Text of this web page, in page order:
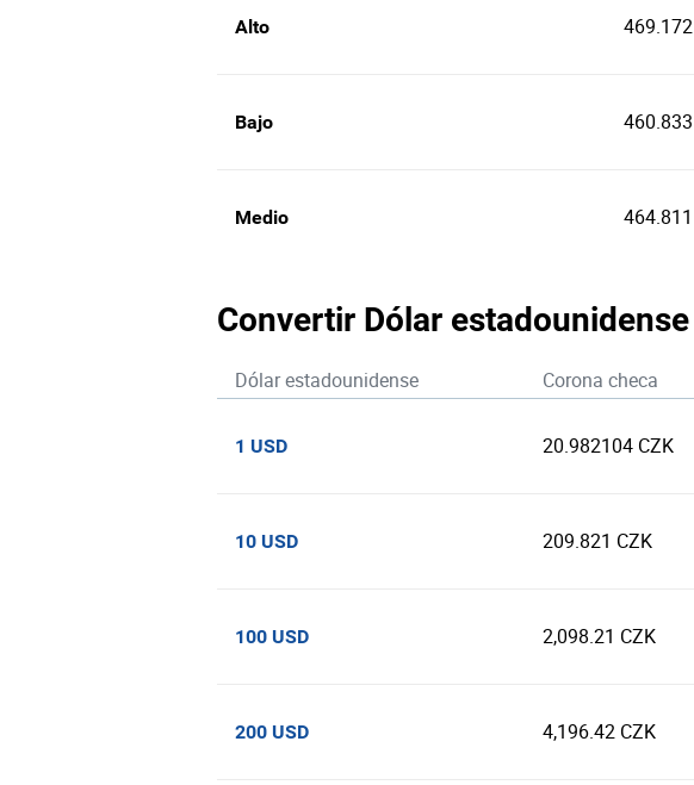
Alto 469.172
Bajo 460.833
Medio 464.811
Convertir Dólar
Dólar estadounidense Corona checa
1 USD 20.982104 CZK
10 USD 209.821 CZK
100 USD 2,098.21 CZK
200 USD 4,196.42 CZK